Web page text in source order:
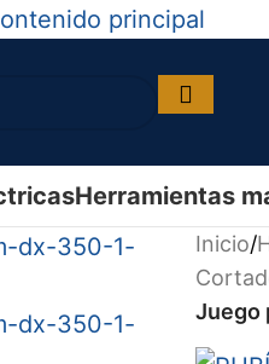
principal
Herramientas
Inicio/
Juego